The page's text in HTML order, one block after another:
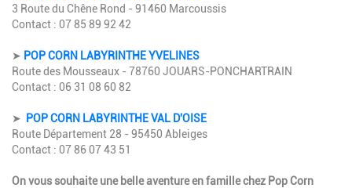
3 Route du Chêne Rond - 91460 Marcoussis
Contact : 07 85 89 92 42
➤ POP CORN LABYRINTHE YVELINES
Route des Mousseaux - 78760 JOUARS-PONCHARTRAIN
Contact : 06 31 08 60 82
➤ POP CORN LABYRINTHE VAL D'OISE
Route Département 28 - 95450 Ableiges
Contact : 07 86 07 43 51
On vous souhaite une belle aventure en famille chez Pop Corn